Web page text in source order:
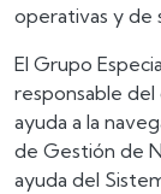
operativas y de
El Grupo
responsable del
ayuda a la
de Gestión de
ayuda del